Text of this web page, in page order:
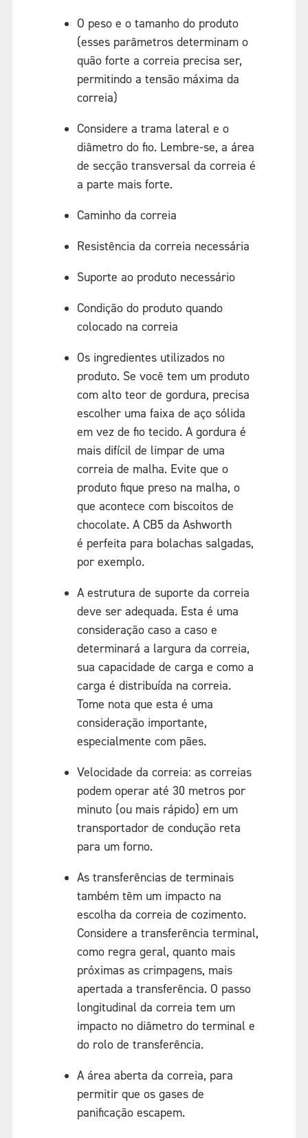
O peso e o tamanho do produto
(esses parâmetros determinam o
quão forte a correia precisa ser,
permitindo a tensão máxima da
correia)
Considere a trama lateral e o
diâmetro do fio. Lembre-se, a área
de secção transversal da correia é
a parte mais forte.
Caminho da correia
Resistência da correia necessária
Suporte ao produto necessário
Condição do produto quando
colocado na correia
Os ingredientes utilizados no
produto. Se você tem um produto
com alto teor de gordura, precisa
escolher uma faixa de aço sólida
em vez de fio tecido. A gordura é
mais difícil de limpar de uma
correia de malha. Evite que o
produto fique preso na malha, o
que acontece com biscoitos de
chocolate. A CB5 da Ashworth
é perfeita para bolachas salgadas,
por exemplo.
A estrutura de suporte da correia
deve ser adequada. Esta é uma
consideração caso a caso e
determinará a largura da correia,
sua capacidade de carga e como a
carga é distribuída na correia.
Tome nota que esta é uma
consideração importante,
especialmente com pães.
Velocidade da correia: as correias
podem operar até 30 metros por
minuto (ou mais rápido) em um
transportador de condução reta
para um forno.
As transferências de terminais
também têm um impacto na
escolha da correia de cozimento.
Considere a transferência terminal,
como regra geral, quanto mais
próximas as crimpagens, mais
apertada a transferência. O passo
longitudinal da correia tem um
impacto no diâmetro do terminal e
do rolo de transferência.
A área aberta da correia, para
permitir que os gases de
panificação escapem.